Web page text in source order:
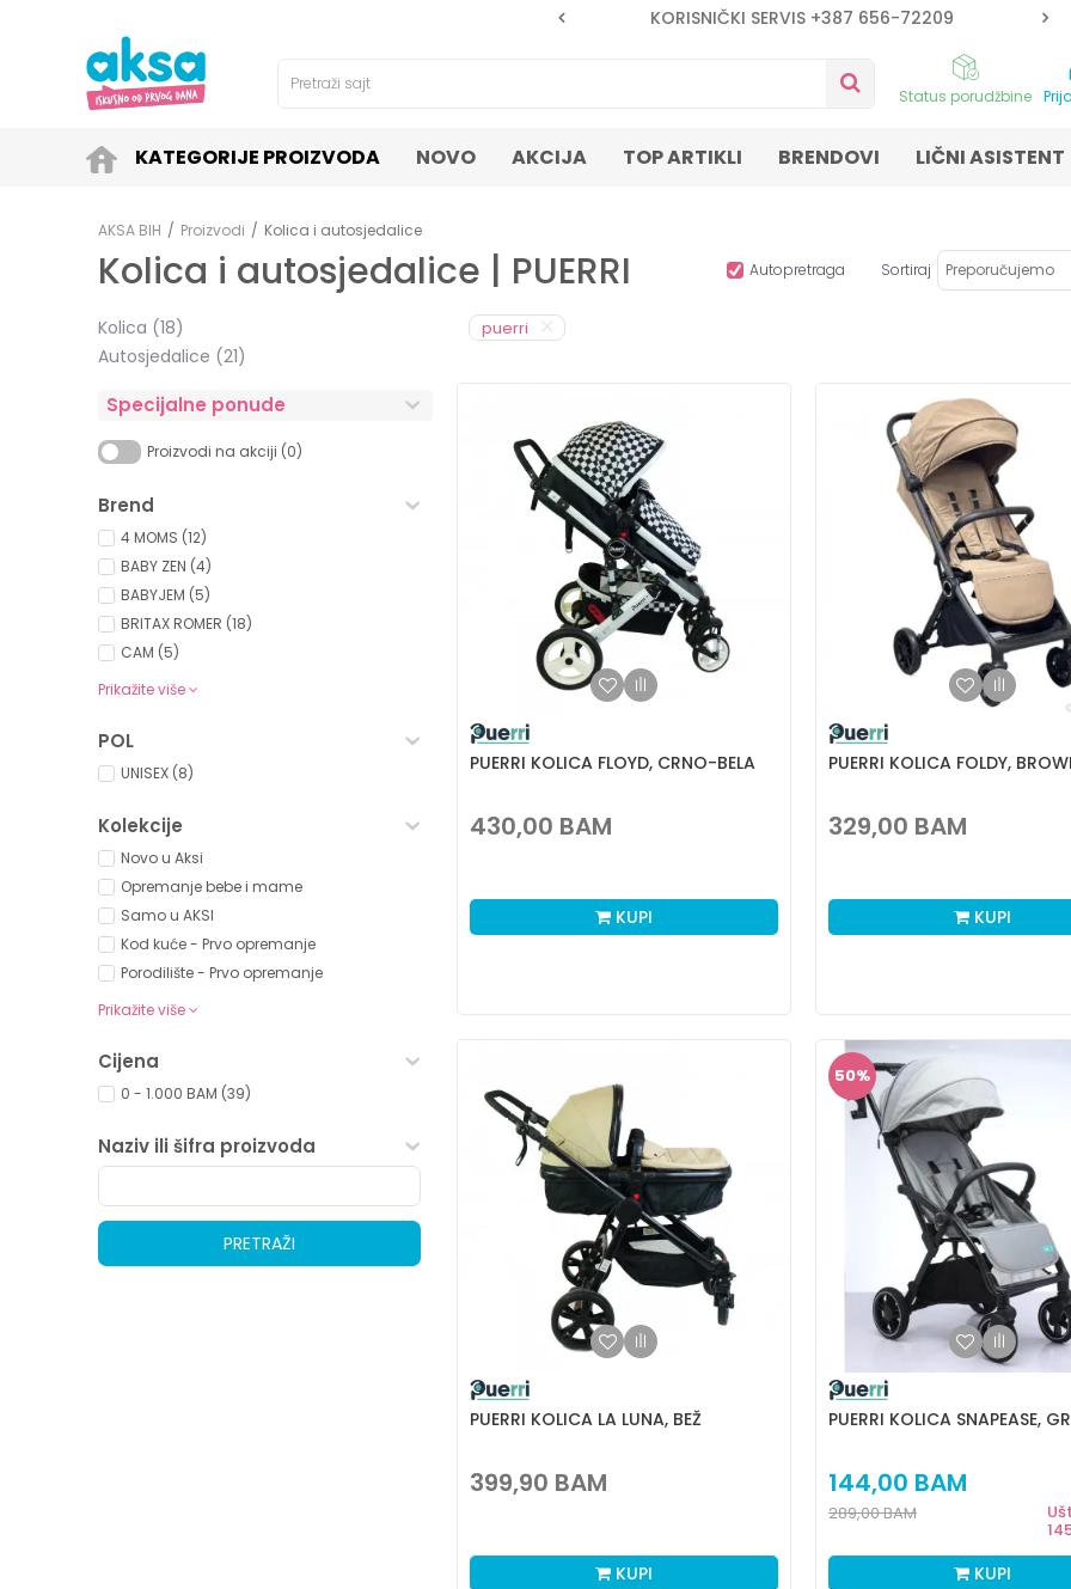
KORISNIČKI SERVIS +387 656-72209
Pretraži sajt
Status porudžbine
KATEGORIJE PROIZVODA NOVO AKCIJA TOP ARTIKLI BRENDOVI LIČNI ASISTENT
AKSA BIH Proizvodi Kolica i autosjedalice
Kolica i autosjedalice | PUERRI Autopretraga Sortiraj
Kolica (18)
Autosjedalice (21)
Specijalne ponude
Proizvodi na akciji (0)
Brend
4 MOMS (12)
BABY ZEN (4)
BABYJEM (5)
BRITAX ROMER (18)
CAM (5)
Prikažite više
POL
UNISEX (8)
Kolekcije
Novo u Aksi
Opremanje bebe i mame
Samo u AKSI
Kod kuće - Prvo opremanje
Porodilište - Prvo opremanje
Prikažite više
Cijena
0 - 1.000 BAM (39)
Naziv ili šifra proizvoda
PRETRAŽI
puerri
PUERRI KOLICA FLOYD, CRNO-BELA
430,00 BAM
KUPI
PUERRI KOLICA FOLDY,
329,00 BAM
KUPI
PUERRI KOLICA LA LUNA, BEŽ
399,90 BAM
KUPI
50%
PUERRI KOLICA SNAPEASE,
144,00 BAM
289,00BAM
KUPI